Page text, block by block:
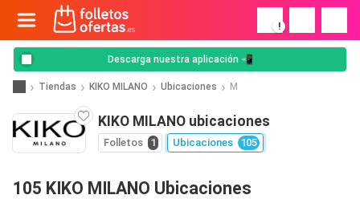
!
Descarga nuestra aplicación 📲
Tiendas KIKO MILANO Ubicaciones M
KIKO MILANO ubicaciones
Folletos 1 Ubicaciones 105
105 KIKO MILANO Ubicaciones